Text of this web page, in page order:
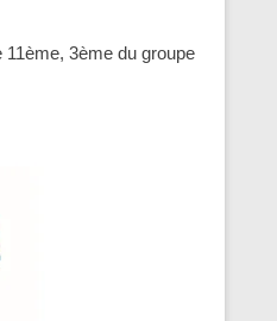
11ème, 3ème du groupe